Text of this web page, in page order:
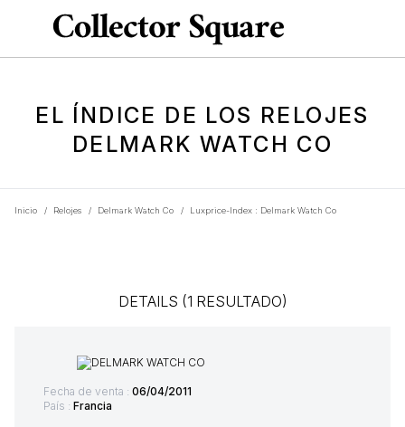
EL ÍNDICE DE LOS RELOJES
DELMARK WATCH CO
Inicio / Relojes / Delmark Watch Co / Luxprice-Index : Delmark Watch Co
DETAILS (1 RESULTADO)
Fecha de venta : 06/04/2011
País : Francia